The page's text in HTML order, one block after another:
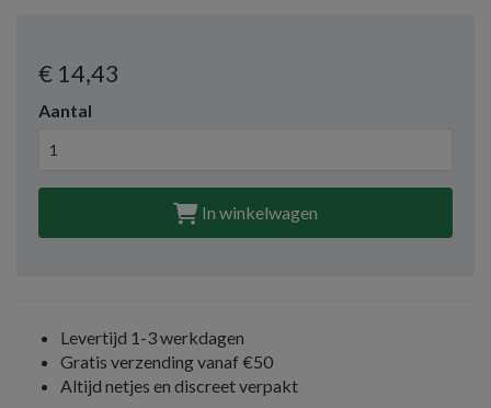
€ 14,43
Aantal
In winkelwagen
Levertijd 1-3 werkdagen
Gratis verzending vanaf €50
Altijd netjes en discreet verpakt